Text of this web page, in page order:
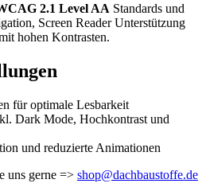
2.1 Level AA Standards und
Screen Reader Unterstützung
hohen Kontrasten.
für optimale Lesbarkeit
Dark Mode, Hochkontrast und
und reduzierte Animationen
uns gerne => shop@dachbaustoffe.de